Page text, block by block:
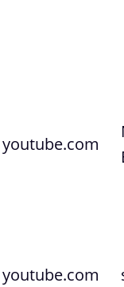
youtube.com
youtube.com